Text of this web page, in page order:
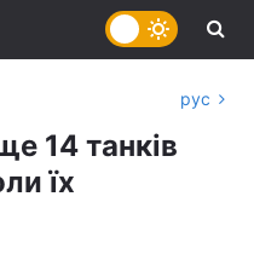
рус
14 танків
їх